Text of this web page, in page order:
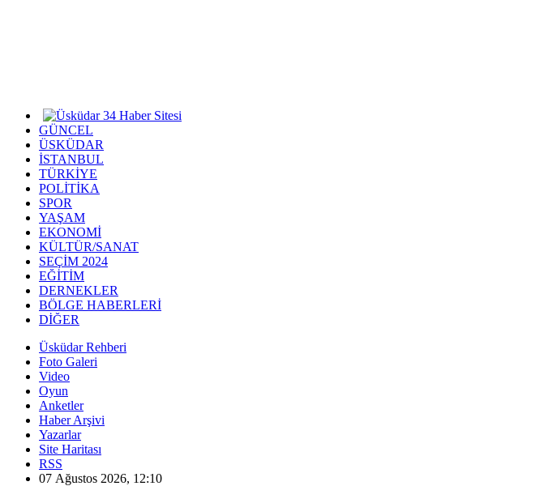
GÜNCEL
ÜSKÜDAR
İSTANBUL
TÜRKİYE
POLİTİKA
SPOR
YAŞAM
EKONOMİ
KÜLTÜR/SANAT
SEÇİM 2024
EĞİTİM
DERNEKLER
BÖLGE HABERLERİ
DİĞER
Üsküdar Rehberi
Foto Galeri
Video
Oyun
Anketler
Haber Arşivi
Yazarlar
Site Haritası
RSS
07 Ağustos 2026, 12:10